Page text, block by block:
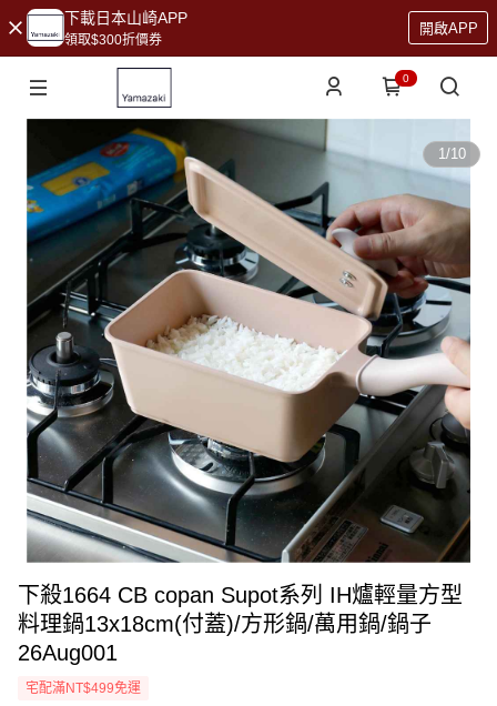
下載日本山崎APP
領取$300折價券
開啟APP
0
1/10
下殺1664 CB copan Supot系列 IH爐輕量方型
料理鍋13x18cm(付蓋)/方形鍋/萬用鍋/鍋子
26Aug001
宅配滿NT$499免運